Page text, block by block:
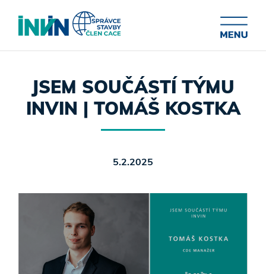
JSEM SOUČÁSTÍ TÝMU
INVIN | TOMÁŠ KOSTKA
5.2.2025